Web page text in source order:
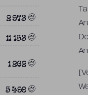
2 973
11 153
1 262
5 499